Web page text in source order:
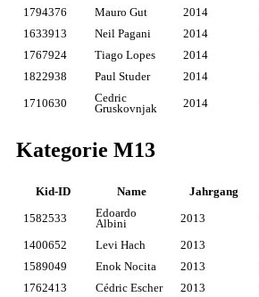
1794376 Mauro Gut 2014
1633913
Neil Pagani 2014
1767924
Tiago Lopes 2014
1822938
Paul Studer 2014
1710630
Cedric
Gruskovnjak
2014
Kategorie M13
Kid-ID Name Jahrgang
1582533
Edoardo
Albini
2013
1400652 Levi Hach 2013
1589049
Enok Nocita 2013
1762413
Cédric Escher 2013